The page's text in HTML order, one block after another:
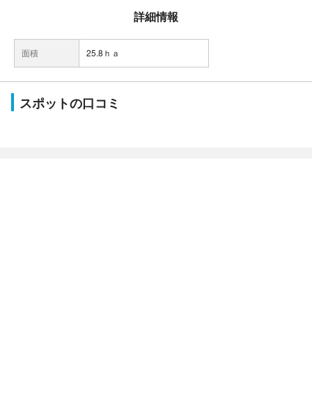
詳細情報
面積 25.8ｈａ
スポットの口コミ